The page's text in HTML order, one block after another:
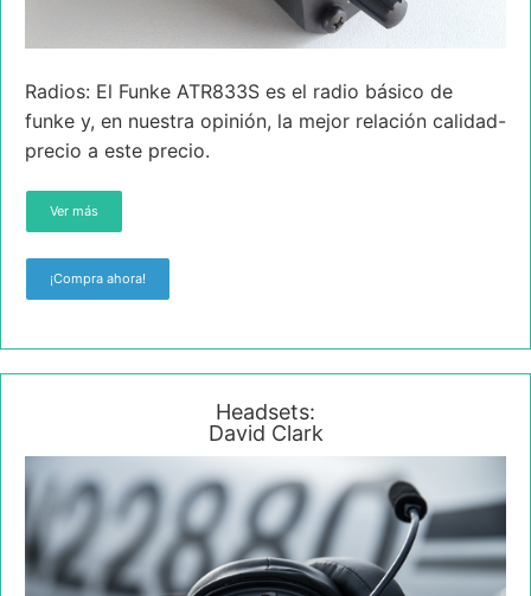
Radios: El Funke ATR833S es el radio básico de
funke y, en nuestra opinión, la mejor relación calidad-
precio a este precio.
Ver más
¡Compra ahora!
Headsets:
David Clark